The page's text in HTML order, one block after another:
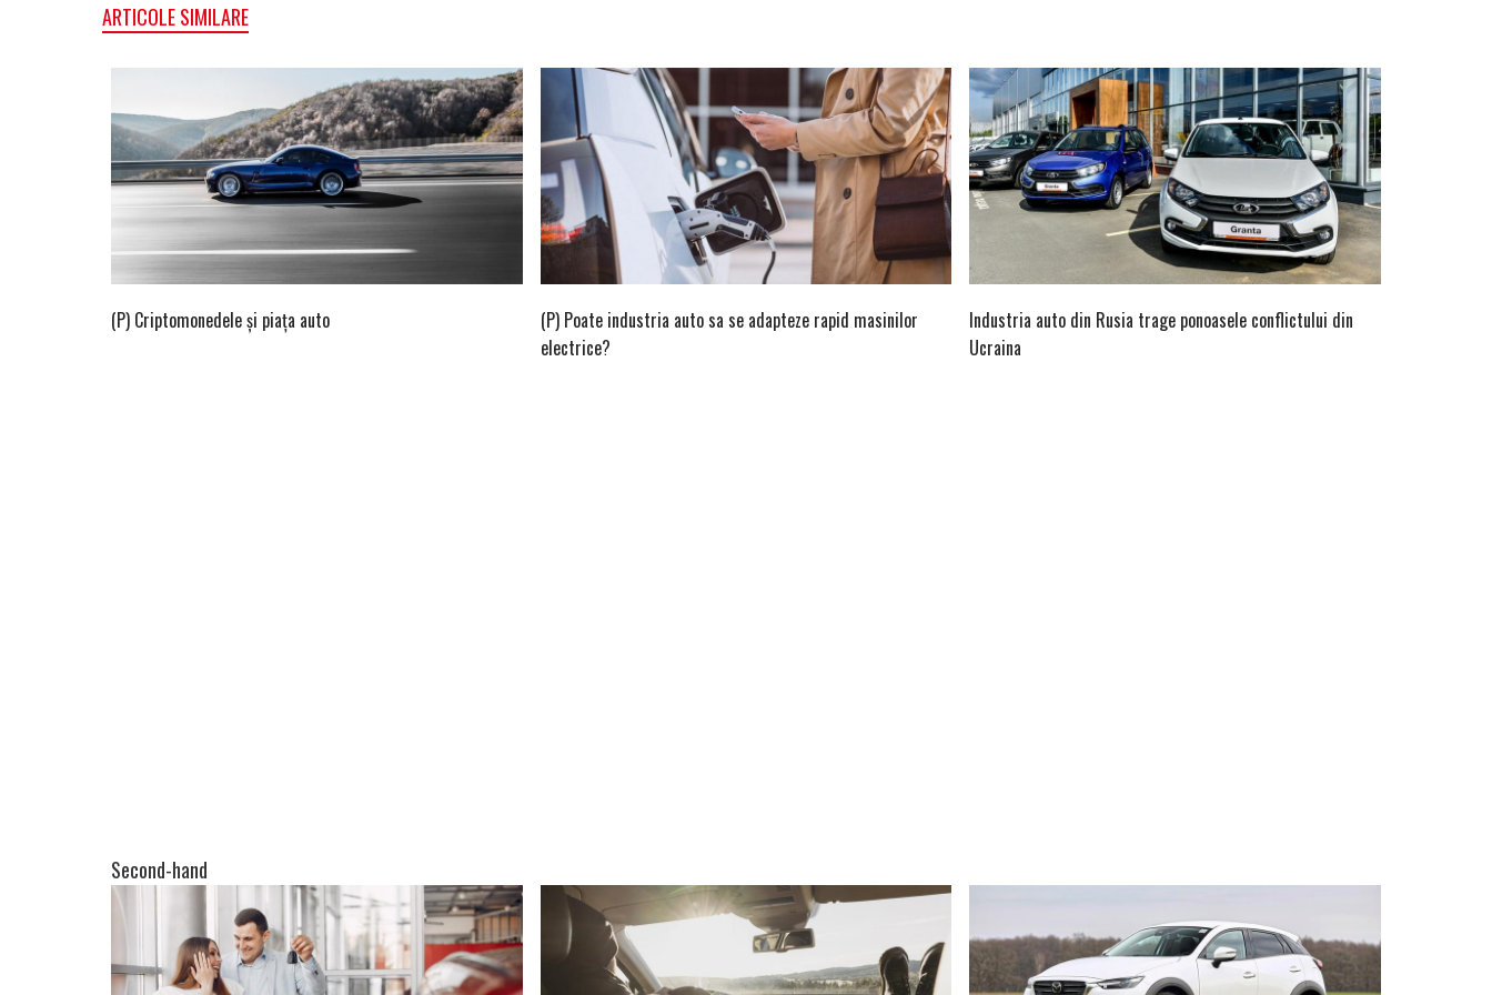
ARTICOLE SIMILARE
(P) Criptomonedele și piața auto
(P) Poate industria auto sa se adapteze rapid masinilor
electrice?
Industria auto din Rusia trage ponoasele conflictului din
Ucraina
Second-hand